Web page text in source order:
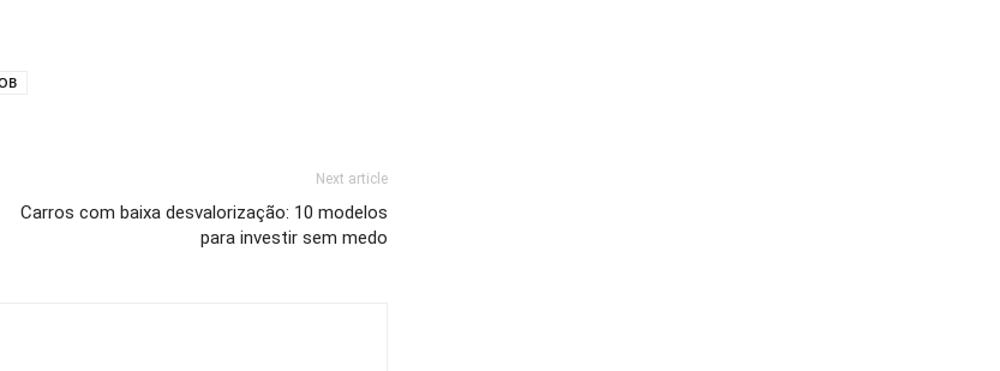
Next article
Carros com baixa desvalorização: 10 modelos
para investir sem medo